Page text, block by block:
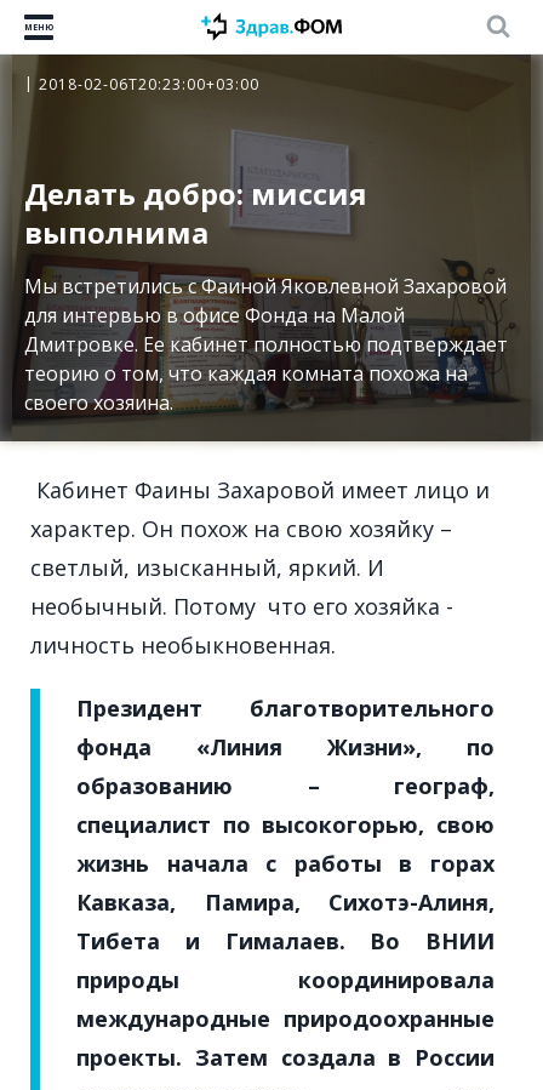
МЕНЮ
2018-02-06T20:23:00+03:00
Делать добро: миссия
выполнима
Мы встретились с Фаиной Яковлевной Захаровой
для интервью в офисе Фонда на Малой
Дмитровке. Ее кабинет полностью подтверждает
теорию о том, что каждая комната похожа на
своего хозяина.
Кабинет Фаины Захаровой имеет лицо и
характер. Он похож на свою хозяйку –
светлый, изысканный, яркий. И
необычный. Потому что его хозяйка -
личность необыкновенная.
Президент благотворительного
фонда «Линия Жизни», по
образованию – географ,
специалист по высокогорью, свою
жизнь начала с работы в горах
Кавказа, Памира, Сихотэ-Алиня,
Тибета и Гималаев. Во ВНИИ
природы координировала
международные природоохранные
проекты. Затем создала в России